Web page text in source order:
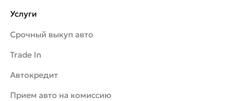
Услуги
Срочный выкуп авто
Trade In
Автокредит
Прием авто на комиссию